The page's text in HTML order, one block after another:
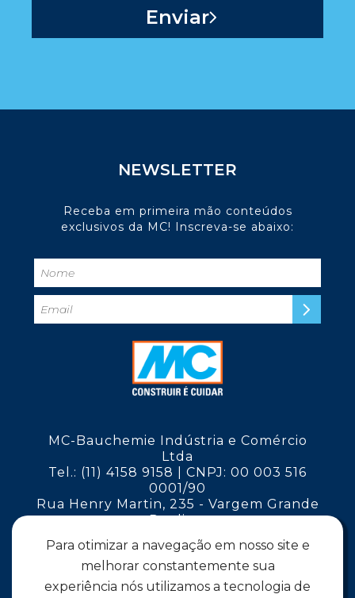
MC-Bauchemie Indústria e Comércio
Ltda
Tel.: (11) 4158 9158 | CNPJ: 00 003 516
0001/90
Rua Henry Martin, 235 - Vargem Grande
Paulista
São Paulo - CEP 06730-000
NEWSLETTER
Receba em primeira mão conteúdos
exclusivos da MC! Inscreva-se abaixo:
Siga a MC
Para otimizar a navegação em nosso site e
melhorar constantemente sua
experiência nós utilizamos a tecnologia de